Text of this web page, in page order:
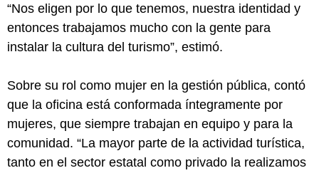
“Nos eligen por lo que tenemos, nuestra identidad y
entonces trabajamos mucho con la gente para
instalar la cultura del turismo”, estimó.
Sobre su rol como mujer en la gestión pública, contó
que la oficina está conformada íntegramente por
mujeres, que siempre trabajan en equipo y para la
comunidad. “La mayor parte de la actividad turística,
tanto en el sector estatal como privado la realizamos